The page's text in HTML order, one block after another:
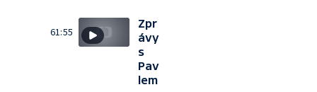
61:55
Zpr
ávy
s
Pav
lem